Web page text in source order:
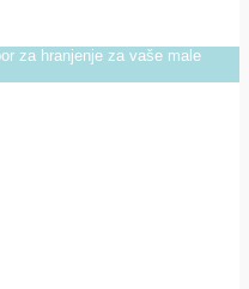
za hranjenje za vaše male